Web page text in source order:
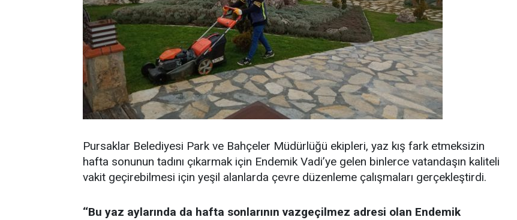
Pursaklar Belediyesi Park ve Bahçeler Müdürlüğü ekipleri, yaz kış fark etmeksizin
hafta sonunun tadını çıkarmak için Endemik Vadi’ye gelen binlerce vatandaşın kaliteli
vakit geçirebilmesi için yeşil alanlarda çevre düzenleme çalışmaları gerçekleştirdi.
‘‘Bu yaz aylarında da hafta sonlarının vazgeçilmez adresi olan Endemik